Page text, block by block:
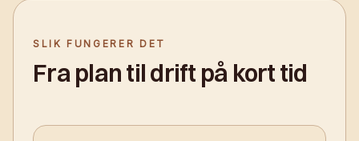
SLIK FUNGERER DET
Fra plan til drift på kort tid